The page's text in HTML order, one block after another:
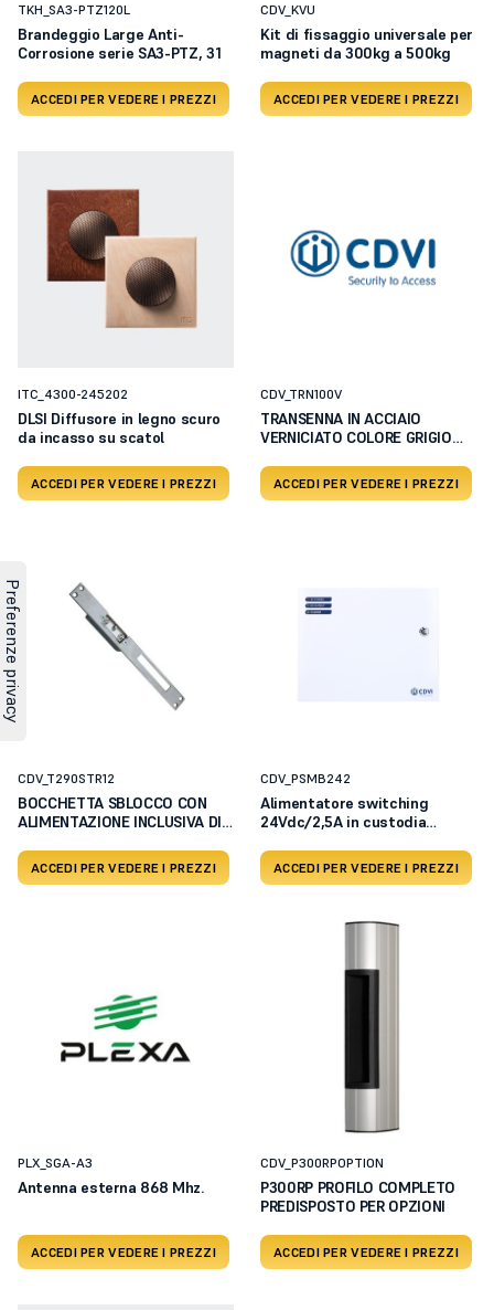
TKH_SA3-PTZ120L
Brandeggio Large Anti-
Corrosione serie SA3-PTZ, 31
ACCEDI PER VEDERE I PREZZI
CDV_KVU
Kit di fissaggio universale per
magneti da 300kg a 500kg
ACCEDI PER VEDERE I PREZZI
ITC_4300-245202
DLSI Diffusore in legno scuro
da incasso su scatol
ACCEDI PER VEDERE I PREZZI
CDV_TRN100V
TRANSENNA IN ACCIAIO
VERNICIATO COLORE GRIGIO
ACCEDI PER VEDERE I PREZZI
CDV_T290STR12
BOCCHETTA SBLOCCO CON
ALIMENTAZIONE INCLUSIVA DI
ACCEDI PER VEDERE I PREZZI
CDV_PSMB242
Alimentatore switching
24Vdc/2,5A in custodia
ACCEDI PER VEDERE I PREZZI
PLX_SGA-A3
Antenna esterna 868 Mhz.
ACCEDI PER VEDERE I PREZZI
CDV_P300RPOPTION
P300RP PROFILO COMPLETO
PREDISPOSTO PER OPZIONI
ACCEDI PER VEDERE I PREZZI